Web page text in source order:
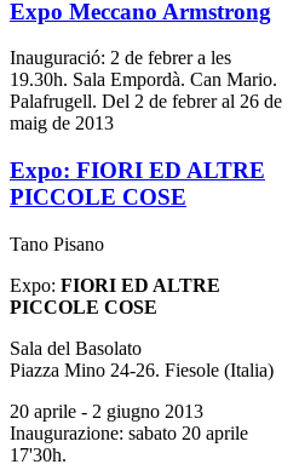
Expo Meccano Armstrong
Inauguració: 2 de febrer a les
19.30h. Sala Empordà. Can Mario.
Palafrugell. Del 2 de febrer al 26 de
maig de 2013
Expo: FIORI ED ALTRE
PICCOLE COSE
Tano Pisano
Expo: FIORI ED ALTRE
PICCOLE COSE
Sala del Basolato
Piazza Mino 24-26. Fiesole (Italia)
20 aprile - 2 giugno 2013
Inaugurazione: sabato 20 aprile
17'30h.